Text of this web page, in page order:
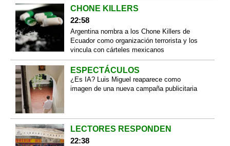
CHONE KILLERS
22:58
Argentina nombra a los Chone Killers de
Ecuador como organización terrorista y los
vincula con cárteles mexicanos
ESPECTÁCULOS
¿Es IA? Luis Miguel reaparece como
imagen de una nueva campaña publicitaria
LECTORES RESPONDEN
22:38